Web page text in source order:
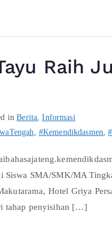
Raih
inBerita,Informasi
, #Kemendikdasmen,
SMA/SMK/MA
Hotel Griya
tahap penyisihan […]